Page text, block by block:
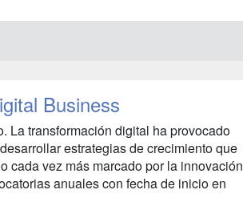
Business
La transformación digital ha provocado
estrategias de crecimiento que
cada vez más marcado por la innovación
anuales con fecha de inicio en